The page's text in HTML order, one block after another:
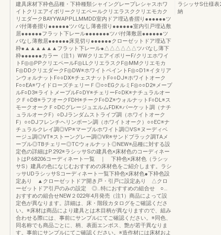
建具床材下枠色品種・下枠種類シャイングレープレシャスホワ
イトクリエアイボリークリエペールクリエラスククリエモカク
リエダークBAYYWAPPLLMMDD室内ドア埋込沓摺り●●●●●●ツ
バ付薄沓摺り●●●●●●ツバなし薄沓摺り●●●●●●室内引戸埋込敷
居●●●●●●フラット下レール●●●●●●●ツバ付薄敷居●●●●●●ツ
バなし薄敷居●●●●●●床見切り●●●●●●クローゼットドア埋込下
枠●▲▲▲▲▲▲フラット下レール●△△△△△△ツバなし薄下
枠●●●●●●カラー（注1）WWクリエアイボリーF/クリエホワイ
トF◎◎PPクリエペールF◎LLクリエラスクF◎MMクリエモカ
F◎DDクリエダークF◎DW※ホワイトペイントF◎○D1※イタリア
ンウォルナットF○○DX※チェスナットF○○DJ※ホワイトオーク
F○○EA※ワイドローズチェリーＦ◎○○EGクルミF◎○○D2※メープ
ルF○D3※ライトメープルF○DY※チェリーF○DK※ナチュラルオー
クＦ○DB※ラフオークFDH※チークF○DZ※ウォルナットF○DL※ス
モークオークＦ○DCグレージュエルムFDK※パーケット調（ナチ
ュラルオークF）○DJランダムストライプ調（ホワイトオーク
F）○○DJフレンチヘリンボーン調（ホワイトオーク）○○EC※ナ
チュラルクレイ調◎VP※マーブルホワイト調◎VS※ヌーディベ
ージュ調◎VT※ストーングレー調◎VR※サンドブラック調TAメ
ープル◎TBチェリー◎TCウォルナット◎NEW※品種に対する設
定色の詳細はP.292※ラシッサSの建具色×床材色のコーディネー
トはP.68206コーディネート一覧 ｜ 下枠色×床材色（ラシッ
サS）建具の色になじむおすすめの床材色をご紹介します。ラシ
ッサUDラシッサSコーディネート一覧下枠色×床材色●下枠色設
定あり ▲クローゼットドア開き戸・引戸に設定あり △クロ
ーゼットドア引戸のみの設定 ◎…特におすすめの組合せ ○…
おすすめの組合せNEW２022年4月発売（注1）商品によって設
定色が異なります。詳細は、床・階段カタログをご確認くださ
い。※床材は商品により建具とは木目柄が異なりますので、組み
合わせる際には、事前にサンプルにてご確認ください。※同色、
同名称でも商品ごとに、柄、表面エンボス、艶が若干異なりま
す。事前にサンプルにてご確認ください。※造作材には床材およ
ラシッサS仕様
納